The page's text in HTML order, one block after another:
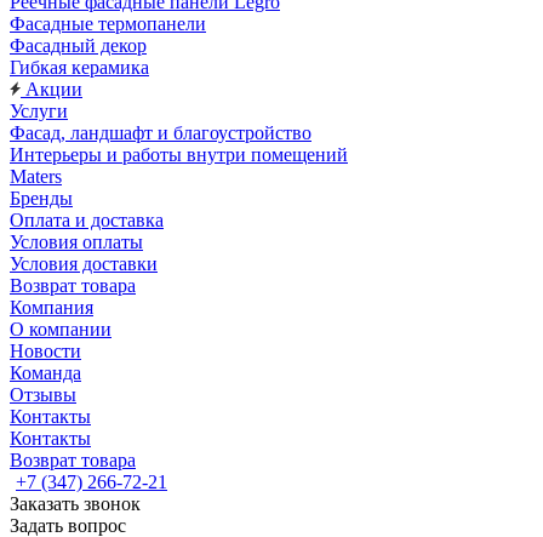
Фасадные термопанели
Фасадный декор
Гибкая керамика
Акции
Услуги
Фасад, ландшафт и благоустройство
Интерьеры и работы внутри помещений
Maters
Бренды
Оплата и доставка
Условия оплаты
Условия доставки
Возврат товара
Компания
О компании
Новости
Команда
Отзывы
Контакты
Контакты
Возврат товара
+7 (347) 266-72-21
Заказать звонок
Задать вопрос